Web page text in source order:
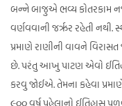
બન્ને બાજુએ ભવ્ય કોતરકામ
વર્ણવવાની જરૃર રહેતી નથી.
પ્રમાણે રાણીની વાવને
છે. પરંતુ આખુ પાટણ એવો
કરવુ જોઈએ. તેમના કહેવા
૯૦૦ વર્ષ પહેલાનો ઈતિહાસ